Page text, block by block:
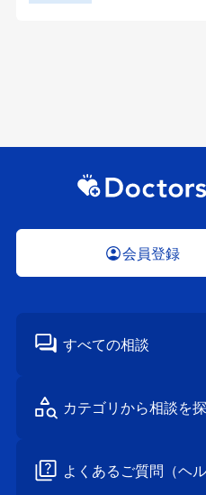
会員登録
すべての相談
カテゴリから相談を
よくあるご質問 （ヘ